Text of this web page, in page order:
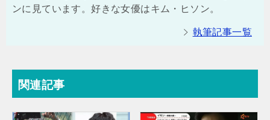
ンに見ています。好きな女優はキム・ヒソン。
執筆記事一覧
関連記事